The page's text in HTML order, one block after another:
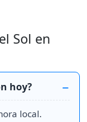
Sol en
hoy?
local.